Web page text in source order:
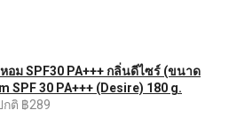
อม SPF30 PA+++ กลิ่นดีไซร์ (ขนาด
SPF 30 PA+++ (Desire) 180 g.
กติ ฿289